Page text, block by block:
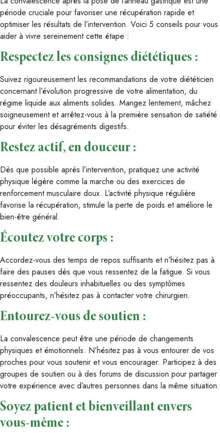
période cruciale pour favoriser une récupération rapide et
optimiser les résultats de l’intervention. Voici 5 conseils pour vous
aider à vivre sereinement cette étape :
Respectez les consignes diététiques :
Suivez rigoureusement les recommandations de votre diététicien
concernant l’évolution progressive de votre alimentation, du
régime liquide aux aliments solides. Mangez lentement, mâchez
soigneusement et arrêtez-vous à la première sensation de satiété
pour éviter les désagréments digestifs.
Restez actif, en douceur :
Dès que possible après l’intervention, pratiquez une activité
physique légère comme la marche ou des exercices de
renforcement musculaire doux. L’activité physique régulière
favorise la récupération, stimule la perte de poids et améliore le
bien-être général.
Écoutez votre corps :
Accordez-vous des temps de repos suffisants et n’hésitez pas à
faire des pauses dès que vous ressentez de la fatigue. Si vous
ressentez des douleurs inhabituelles ou des symptômes
préoccupants, n’hésitez pas à contacter votre chirurgien.
Entourez-vous de soutien :
La convalescence peut être une période de changements
physiques et émotionnels. N’hésitez pas à vous entourer de vos
proches pour vous soutenir et vous encourager. Participez à des
groupes de soutien ou à des forums de discussion pour partager
votre expérience avec d’autres personnes dans la même situation.
Soyez patient et bienveillant envers
vous-même :